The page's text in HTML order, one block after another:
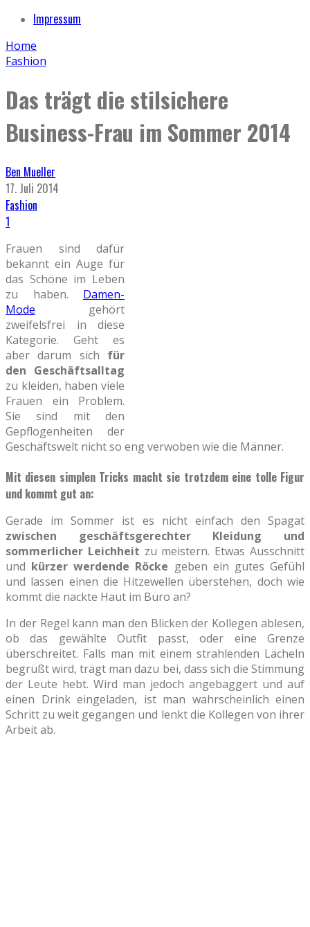
Impressum
Home
Fashion
Das trägt die stilsichere
Business-Frau im Sommer 2014
Ben Mueller
17. Juli 2014
Fashion
1
Frauen sind dafür
bekannt ein Auge für
das Schöne im Leben
zu haben. Damen-
Mode gehört
zweifelsfrei in diese
Kategorie. Geht es
aber darum sich für
den Geschäftsalltag
zu kleiden, haben viele
Frauen ein Problem.
Sie sind mit den
Gepflogenheiten der
Geschäftswelt nicht so eng verwoben wie die Männer.
Mit diesen simplen Tricks macht sie trotzdem eine tolle Figur
und kommt gut an:
Gerade im Sommer ist es nicht einfach den Spagat
zwischen geschäftsgerechter Kleidung und
sommerlicher Leichheit zu meistern. Etwas Ausschnitt
und kürzer werdende Röcke geben ein gutes Gefühl
und lassen einen die Hitzewellen überstehen, doch wie
kommt die nackte Haut im Büro an?
In der Regel kann man den Blicken der Kollegen ablesen,
ob das gewählte Outfit passt, oder eine Grenze
überschreitet. Falls man mit einem strahlenden Lächeln
begrüßt wird, trägt man dazu bei, dass sich die Stimmung
der Leute hebt. Wird man jedoch angebaggert und auf
einen Drink eingeladen, ist man wahrscheinlich einen
Schritt zu weit gegangen und lenkt die Kollegen von ihrer
Arbeit ab.